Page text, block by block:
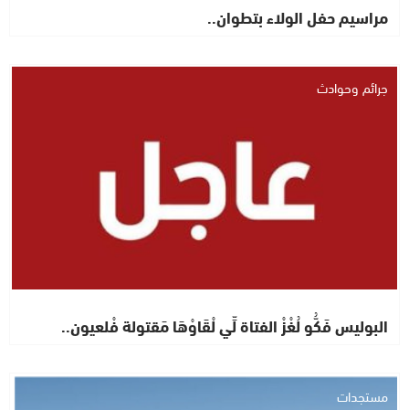
مراسيم حفل الولاء بتطوان..
جرائم وحوادث
البوليس فَكُّو لُغْزْ الفتاة لِّي لْقَاوْهَا مَقتولة فْلعيون..
مستجدات